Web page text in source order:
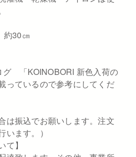
30㎝
グ 「KOINOBORI 新色入荷の
っているので参考にしてくだ
は振込でお願いします。注文
います。）
て】